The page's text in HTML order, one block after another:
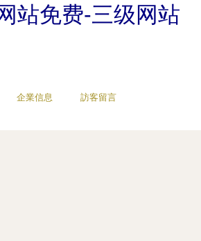
站免费-三级网站
企業信息 訪客留言